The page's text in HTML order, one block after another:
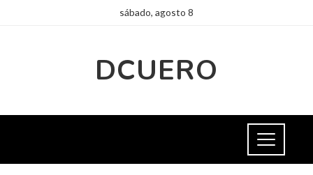
sábado, agosto 8
DCUERO